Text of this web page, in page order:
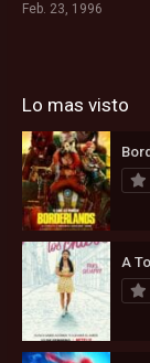
Feb. 23, 1996
Lo mas visto
A